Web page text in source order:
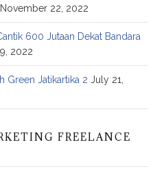
November 22, 2022
600 Jutaan Dekat Bandara
2022
Green Jatikartika 2 July 21,
FREELANCE